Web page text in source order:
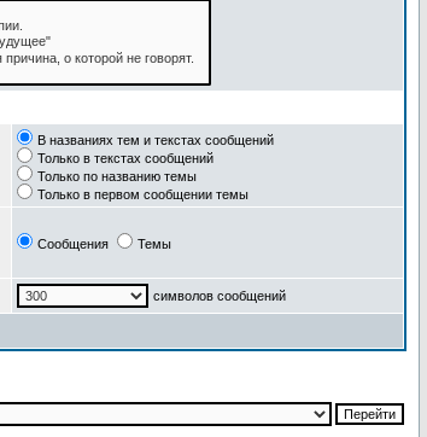
В названиях тем и текстах сообщений
Только в текстах сообщений
Только по названию темы
Только в первом сообщении темы
Сообщения Темы
символов сообщений